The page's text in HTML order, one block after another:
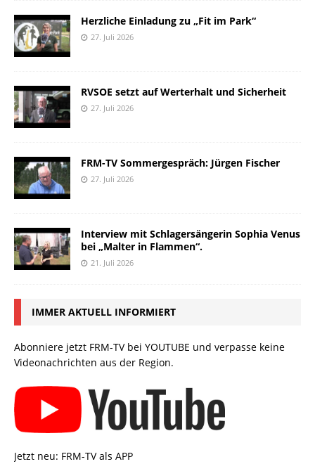
Herzliche Einladung zu „Fit im Park“
27. Juli 2026
RVSOE setzt auf Werterhalt und Sicherheit
27. Juli 2026
FRM-TV Sommergespräch: Jürgen Fischer
27. Juli 2026
Interview mit Schlagersängerin Sophia Venus
bei „Malter in Flammen“.
21. Juli 2026
IMMER AKTUELL INFORMIERT
Abonniere jetzt FRM-TV bei YOUTUBE und verpasse keine
Videonachrichten aus der Region.
Jetzt neu: FRM-TV als APP